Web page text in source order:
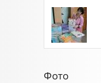
Фото